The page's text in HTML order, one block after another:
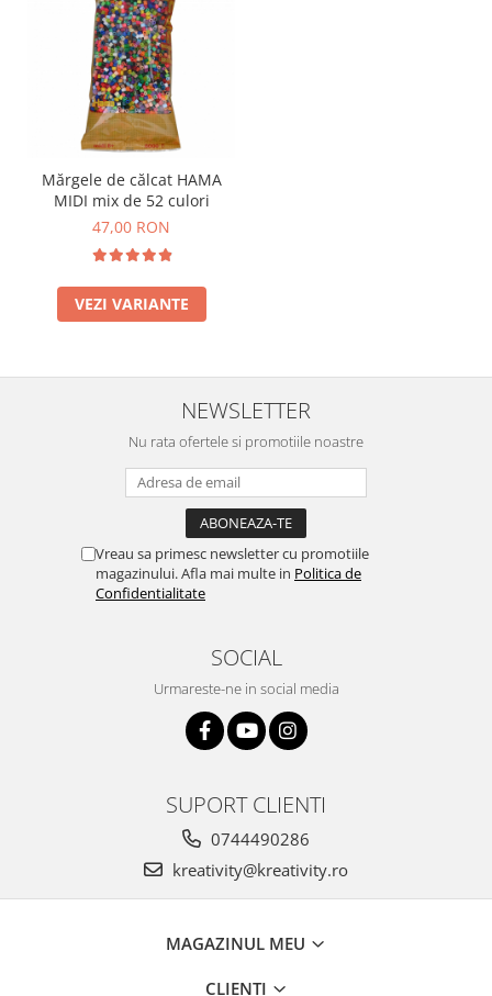
Mărgele de călcat HAMA
MIDI mix de 52 culori
47,00 RON
VEZI VARIANTE
NEWSLETTER
Nu rata ofertele si promotiile noastre
Vreau sa primesc newsletter cu promotiile
magazinului. Afla mai multe in Politica de
Confidentialitate
SOCIAL
Urmareste-ne in social media
SUPORT CLIENTI
0744490286
kreativity@kreativity.ro
MAGAZINUL MEU
CLIENTI